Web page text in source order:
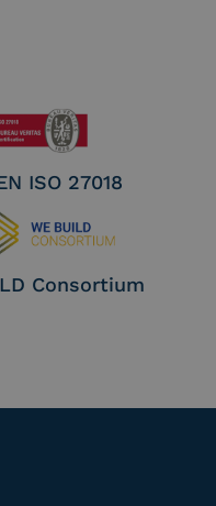
ISO 27018
Consortium